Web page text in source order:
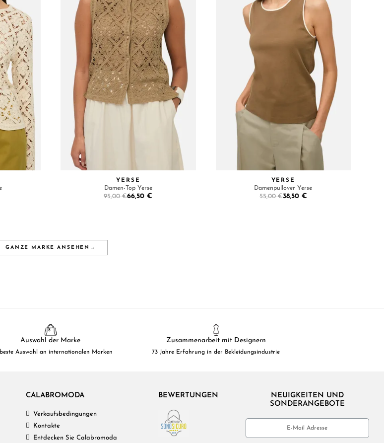
YERSE
Damen-Top Yerse
95,00 €66,50 €
YERSE
Damenpullover Yerse
55,00 €38,50 €
GANZE MARKE ANSEHEN →
Auswahl der Marke
Auswahl an internationalen Marken
Zusammenarbeit mit Designern
73 Jahre Erfahrung in der Bekleidungsindustrie
CALABROMODA
Verkaufsbedingungen
Kontakte
Entdecken Sie Calabromoda
BEWERTUNGEN
NEUIGKEITEN UND
SONDERANGEBOTE